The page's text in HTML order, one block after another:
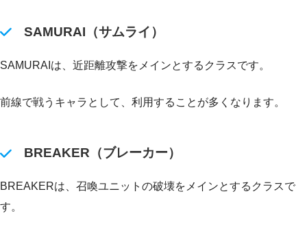
SAMURAI（サムライ）
SAMURAIは、近距離攻撃をメインとするクラスです。
前線で戦うキャラとして、利用することが多くなります。
BREAKER（ブレーカー）
BREAKERは、召喚ユニットの破壊をメインとするクラスで
す。